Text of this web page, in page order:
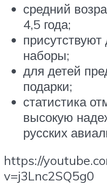
средний
4,5 года;
наборы;
для детей
подарки;
статистика
высокую
русских
https://
v=j3Lnc2SQ5g0